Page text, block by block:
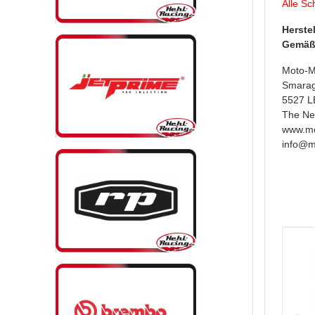
Alle
Moto-
5527
The